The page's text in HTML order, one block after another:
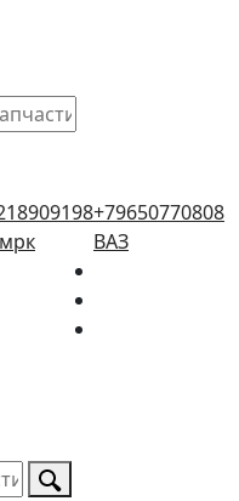
+79650770808
ВАЗ